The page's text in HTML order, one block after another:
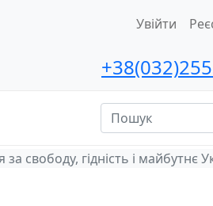
Увійти
свободу, гідність і майбутнє